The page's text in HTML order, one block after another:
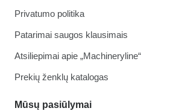
Privatumo politika
Patarimai saugos klausimais
Atsiliepimai apie „Machineryline“
Prekių ženklų katalogas
Mūsų pasiūlymai